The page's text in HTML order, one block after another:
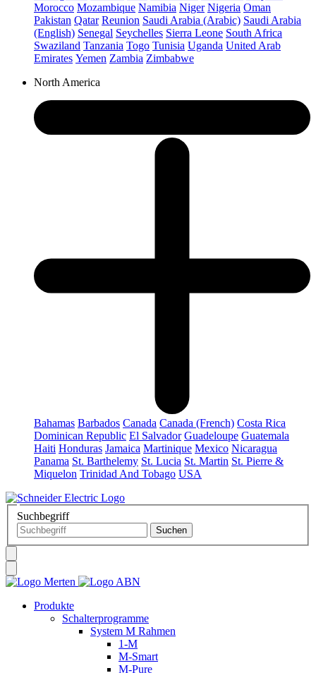
Morocco Mozambique Namibia Niger Nigeria Oman
Pakistan Qatar Reunion Saudi Arabia (Arabic) Saudi Arabia
(English) Senegal Seychelles Sierra Leone South Africa
Swaziland Tanzania Togo Tunisia Uganda United Arab
Emirates Yemen Zambia Zimbabwe
North America
Bahamas Barbados Canada Canada (French) Costa Rica
Dominican Republic El Salvador Guadeloupe Guatemala
Haiti Honduras Jamaica Martinique Mexico Nicaragua
Panama St. Barthelemy St. Lucia St. Martin St. Pierre &
Miquelon Trinidad And Tobago USA
Suchbegriff
Produkte
Schalterprogramme
System M Rahmen
1-M
M-Smart
M-Pure